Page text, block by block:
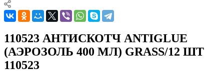
110523 АНТИСКОТЧ ANTIGLUE
(АЭРОЗОЛЬ 400 МЛ) GRASS/12 ШТ
110523